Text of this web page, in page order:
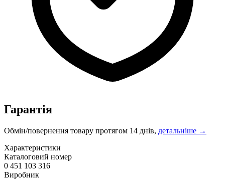
Гарантія
Обмін/повернення товару протягом 14 днів, детальніше →
Характеристики
Каталоговий номер
0 451 103 316
Виробник